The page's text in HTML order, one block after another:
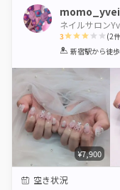
ネイルサロン
3
1 2 3 4 5
(2
新宿駅から徒
¥7,900
空き状況